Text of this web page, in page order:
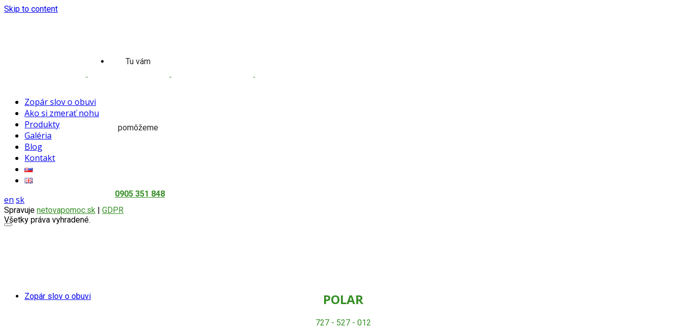
Skip to content
Tu vám
pomôžeme
0905 351 848
Zopár slov o obuvi
Zopár slov o obuvi
Ako si zmerať nohu
Produkty
Galéria
Blog
Kontakt
en sk
Spravuje netovapomoc.sk | GDPR
Všetky práva vyhradené.
POLAR
727 - 527 - 012